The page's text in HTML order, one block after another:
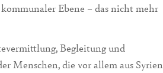
kommunaler Ebene – das nicht mehr
Begleitung und
Menschen, die vor allem aus Syrien